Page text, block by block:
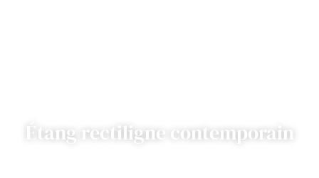
Étang rectiligne contemporain